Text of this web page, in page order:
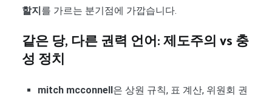
할지를 가르는 분기점에 가깝습니다.
같은 당, 다른 권력 언어: 제도주의 vs 충
성 정치
mitch mcconnell은 상원 규칙, 표 계산, 위원회 권